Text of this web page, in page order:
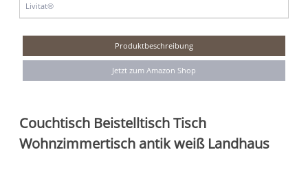
Livitat®
Produktbeschreibung
Jetzt zum Amazon Shop
Couchtisch Beistelltisch Tisch
Wohnzimmertisch antik weiß Landhaus